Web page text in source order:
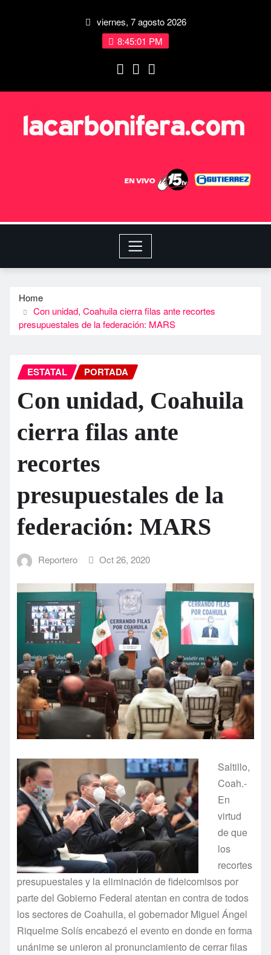
viernes, 7 agosto 2026
8:45:02 PM
Home
Con unidad, Coahuila cierra filas ante recortes
presupuestales de la federación: MARS
ESTATAL PORTADA
Con unidad, Coahuila
cierra filas ante
recortes
presupuestales de la
federación: MARS
Reportero Oct 26, 2020
Saltillo,
Coah.-
En
virtud
de que
los
recortes
presupuestales y la eliminación de fideicomisos por
parte del Gobierno Federal atentan en contra de todos
los sectores de Coahuila, el gobernador Miguel Ángel
Riquelme Solís encabezó el evento en donde en forma
unánime se unieron al pronunciamiento de cerrar filas